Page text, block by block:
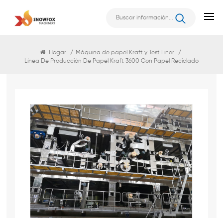
Hogar / Máquina de papel Kraft y Test Liner
/
Línea De Producción De Papel Kraft 3600 Con Papel Reciclado